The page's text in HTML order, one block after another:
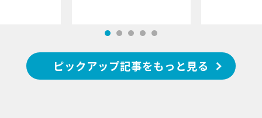
ピックアップ記事をもっと見る